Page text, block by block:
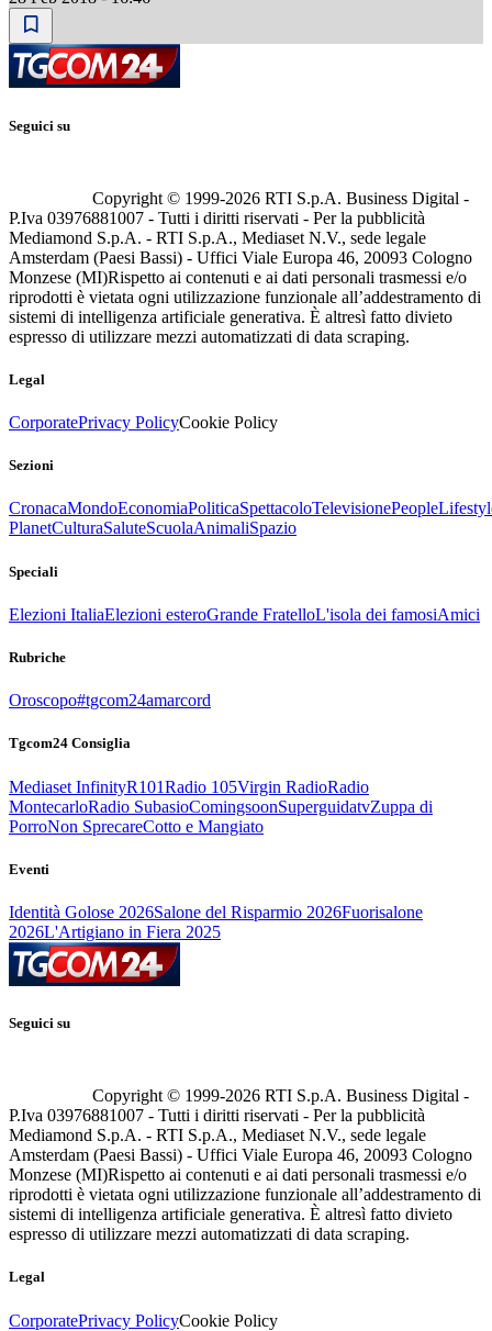
Seguici su
Copyright © 1999-2026 RTI S.p.A. Business Digital -
P.Iva 03976881007 - Tutti i diritti riservati - Per la pubblicità
Mediamond S.p.A. - RTI S.p.A., Mediaset N.V., sede legale
Amsterdam (Paesi Bassi) - Uffici Viale Europa 46, 20093 Cologno
Monzese (MI)Rispetto ai contenuti e ai dati personali trasmessi e/o
riprodotti è vietata ogni utilizzazione funzionale all’addestramento di
sistemi di intelligenza artificiale generativa. È altresì fatto divieto
espresso di utilizzare mezzi automatizzati di data scraping.
Legal
CorporatePrivacy PolicyCookie Policy
Sezioni
CronacaMondoEconomiaPoliticaSpettacoloTelevisionePeople
PlanetCulturaSaluteScuolaAnimaliSpazio
Speciali
Elezioni ItaliaElezioni esteroGrande FratelloL'isola dei famosiAmici
Rubriche
Oroscopo#tgcom24amarcord
Tgcom24 Consiglia
Mediaset InfinityR101Radio 105Virgin RadioRadio
MontecarloRadio SubasioComingsoonSuperguidatvZuppa di
PorroNon SprecareCotto e Mangiato
Eventi
Identità Golose 2026Salone del Risparmio 2026Fuorisalone
2026L'Artigiano in Fiera 2025
Seguici su
Copyright © 1999-2026 RTI S.p.A. Business Digital -
P.Iva 03976881007 - Tutti i diritti riservati - Per la pubblicità
Mediamond S.p.A. - RTI S.p.A., Mediaset N.V., sede legale
Amsterdam (Paesi Bassi) - Uffici Viale Europa 46, 20093 Cologno
Monzese (MI)Rispetto ai contenuti e ai dati personali trasmessi e/o
riprodotti è vietata ogni utilizzazione funzionale all’addestramento di
sistemi di intelligenza artificiale generativa. È altresì fatto divieto
espresso di utilizzare mezzi automatizzati di data scraping.
Legal
CorporatePrivacy PolicyCookie Policy